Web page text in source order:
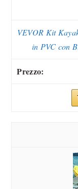
VEVOR Kit
in PVC con